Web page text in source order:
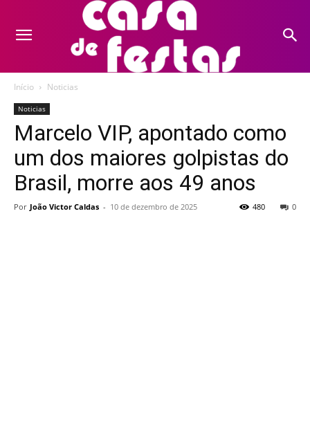
Início Noticias
Noticias
Marcelo VIP, apontado como
um dos maiores golpistas do
Brasil, morre aos 49 anos
Por João Victor Caldas - 10 de dezembro de 2025 0
480